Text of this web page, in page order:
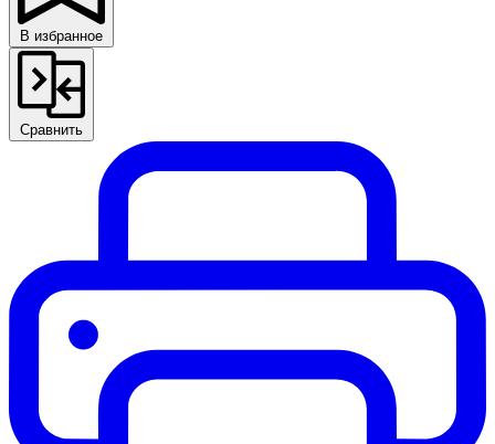
В избранное
Сравнить